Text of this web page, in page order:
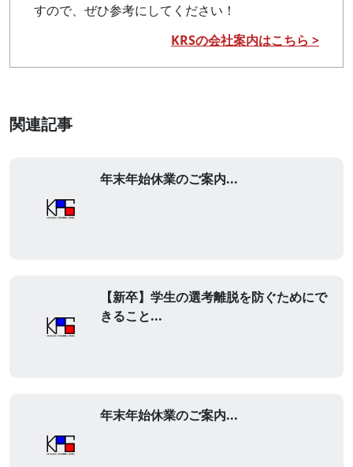
すので、ぜひ参考にしてください！
KRSの会社案内はこちら >
関連記事
年末年始休業のご案内...
【新卒】学生の選考離脱を防ぐためにで
きること...
年末年始休業のご案内...